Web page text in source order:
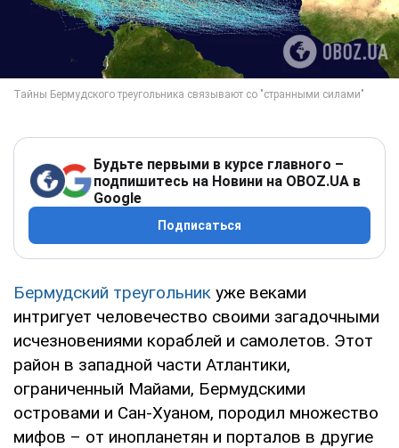
Будьте первыми в курсе главного –
подпишитесь на Новини на OBOZ.UA в
Google
Подписаться
Бермудский треугольник уже веками
интригует человечество своими загадочными
исчезновениями кораблей и самолетов. Этот
район в западной части Атлантики,
ограниченный Майами, Бермудскими
островами и Сан-Хуаном, породил множество
мифов – от инопланетян и порталов в другие